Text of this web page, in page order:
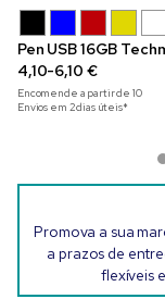
Pen USB 16GB
4,10-6,10 €
Encomende a partir de 10
Envios em 2 dias úteis*
Promova a sua
a prazos de
flexíveis